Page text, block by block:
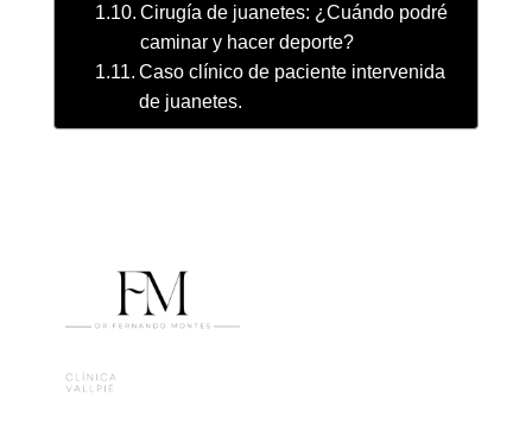
Cirugía de juanetes: ¿Cuándo podré
caminar y hacer deporte?
Caso clínico de paciente intervenida
de juanetes.